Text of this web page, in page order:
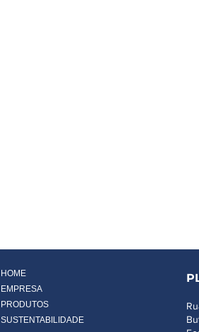
HOME
EMPRESA
PRODUTOS
SUSTENTABILIDADE